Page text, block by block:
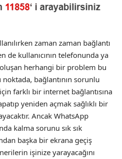
zaman zaman bağlantı
de kullanıcının telefonunda ya
herhangi bir problem bu
bağlantının sorunlu
farklı bir internet bağlantısına
yeniden açmak sağlıklı bir
Ancak WhatsApp
kalma sorunu sık sık
başka bir ekrana geçiş
işinize yarayacağını